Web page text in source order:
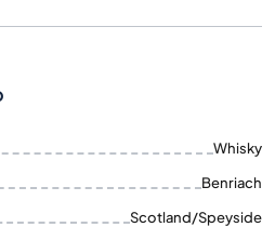
Whisky
Benriach
Scotland/Speyside